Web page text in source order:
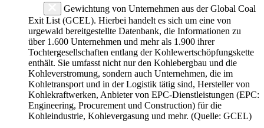
Gewichtung von Unternehmen aus der Global Coal
Exit List (GCEL). Hierbei handelt es sich um eine von
urgewald bereitgestellte Datenbank, die Informationen zu
über 1.600 Unternehmen und mehr als 1.900 ihrer
Tochtergesellschaften entlang der Kohlewertschöpfungskette
enthält. Sie umfasst nicht nur den Kohlebergbau und die
Kohleverstromung, sondern auch Unternehmen, die im
Kohletransport und in der Logistik tätig sind, Hersteller von
Kohlekraftwerken, Anbieter von EPC-Dienstleistungen (EPC:
Engineering, Procurement und Construction) für die
Kohleindustrie, Kohlevergasung und mehr. (Quelle: GCEL)